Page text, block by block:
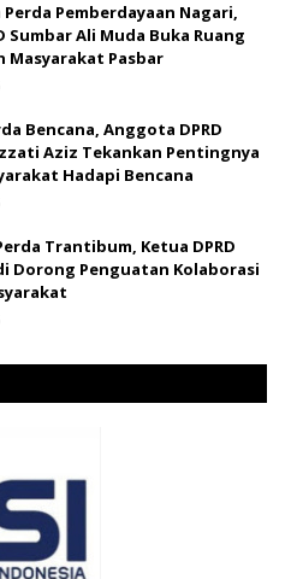
Pemberdayaan Nagari,
Sumbar Ali Muda Buka Ruang
Masyarakat Pasbar
Bencana, Anggota DPRD
Aziz Tekankan Pentingnya
Hadapi Bencana
Trantibum, Ketua DPRD
Dorong Penguatan Kolaborasi